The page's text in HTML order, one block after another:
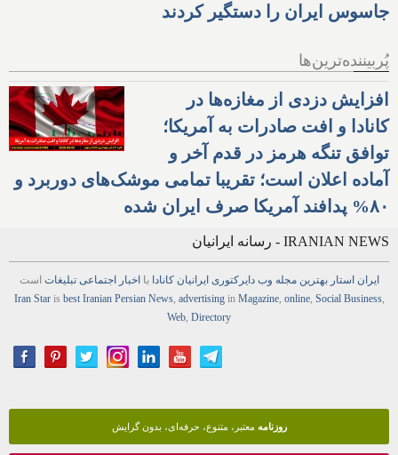
جاسوس ایران را دستگیر کردند
پُربیننده‌ترین‌ها
افزایش دزدی از مغازه‌ها در
کانادا و افت صادرات به آمریکا؛
توافق تنگه هرمز در قدم آخر و
آماده اعلان است؛ تقریبا تمامی موشک‌های دوربرد و
۸۰% پدافند آمریکا صرف ایران شده
IRANIAN NEWS - رسانه ایرانیان
ایران استار بهترین مجله وب دایرکتوری ایرانیان کانادا بااخبار اجتماعی تبلیغات است
Iran Staris best Iranian Persian News, advertisingin Magazine, online, Social Business,
Web Directory
روزنامه معتبر، متنوع، حرفه‌ای، بدون گرایش